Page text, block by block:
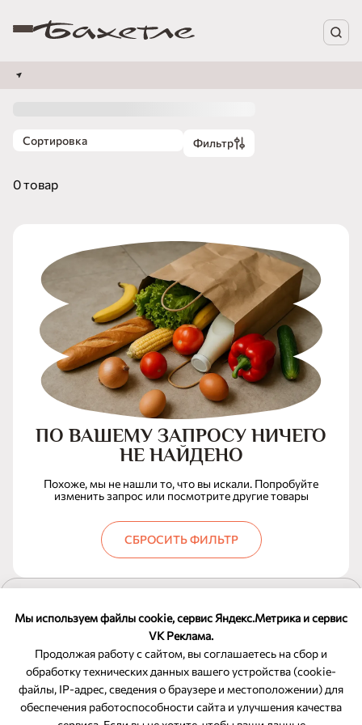
Мы используем файлы cookie, сервис Яндекс.Метрика и сервис
VK Реклама.
Продолжая работу с сайтом, вы соглашаетесь на сбор и
обработку технических данных вашего устройства (cookie-
файлы, IP-адрес, сведения о браузере и местоположении) для
обеспечения работоспособности сайта и улучшения качества
Сортировка Фильтр
0 товар
ПО ВАШЕМУ ЗАПРОСУ НИЧЕГО
НЕ НАЙДЕНО
Похоже, мы не нашли то, что вы искали. Попробуйте
изменить запрос или посмотрите другие товары
СБРОСИТЬ ФИЛЬТР
ОБРАТНАЯ СВЯЗЬ